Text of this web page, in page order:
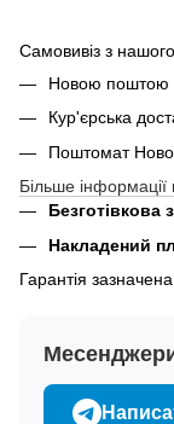
Самовивіз з
Новою поштою
Кур'єрська
Поштомат
Більше інформації
Безготівкова
Накладений
Гарантія